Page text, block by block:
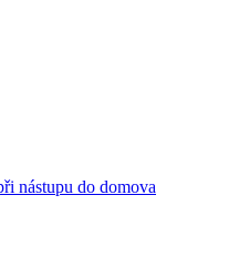
nástupu do domova